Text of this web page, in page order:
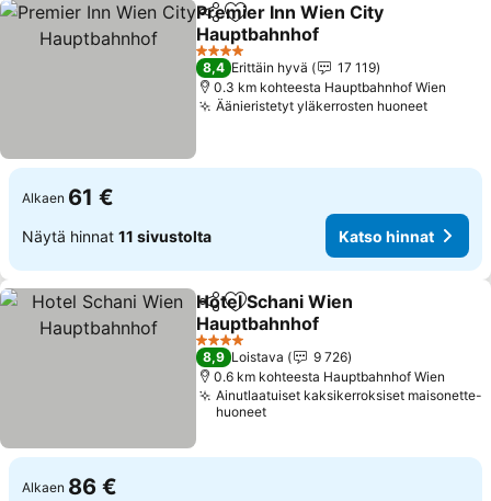
Jaa Lisää suosikkeihin
Premier Inn Wien City
Hauptbahnhof
Katso hinnat
4 Tähtiluokitus
8,4 Erittäin hyvä
17 119
0.3 km kohteesta Hauptbahnhof Wien
Äänieristetyt yläkerrosten huoneetKatso
Alkaen 61 €
Näytä hinnat 11 sivustolta Katso hinnat
Jaa Lisää suosikkeihin
Hotel Schani Wien
Hauptbahnhof
Katso hinnat
4 Tähtiluokitus
8,9 Loistava
9 726
0.6 km kohteesta Hauptbahnhof Wien
Ainutlaatuiset kaksikerroksiset maisonette-
huoneet
Alkaen 86 €